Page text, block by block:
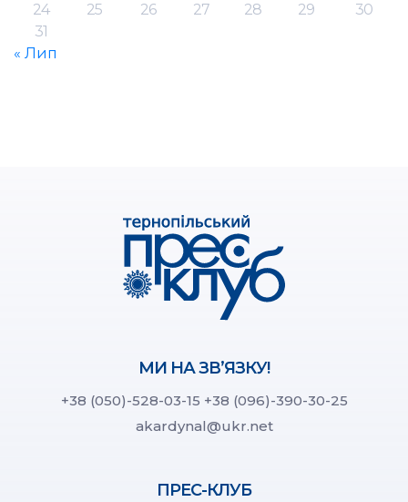
24
25 26 27 28 29
30
31
« Лип
МИ НА ЗВ’ЯЗКУ!
+38 (050)-528-03-15 +38 (096)-390-30-25
akardynal@ukr.net
ПРЕС-КЛУБ